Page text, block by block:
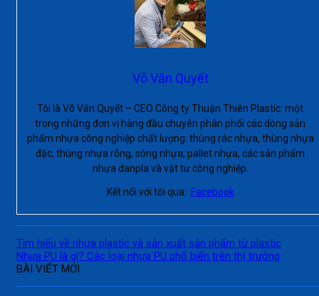
Võ Văn Quyết
Tôi là Võ Văn Quyết – CEO Công ty Thuận Thiên Plastic: một
trong những đơn vị hàng đầu chuyên phân phối các dòng sản
phẩm nhựa công nghiệp chất lượng: thùng rác nhựa, thùng nhựa
đặc, thùng nhựa rỗng, sóng nhựa, pallet nhựa, các sản phẩm
nhựa danpla và vật tư công nghiệp.
Kết nối với tôi qua: Facebook
Tìm hiểu về nhựa plastic và sản xuất sản phẩm từ plastic
Nhựa PU là gì? Các loại nhựa PU phổ biến trên thị trường
BÀI VIẾT MỚI